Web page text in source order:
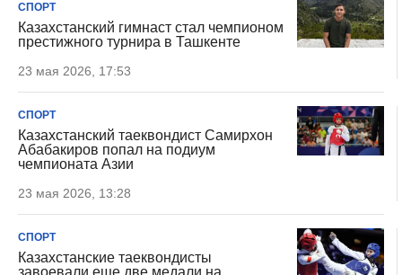
СПОРТ
Казахстанский гимнаст стал чемпионом
престижного турнира в Ташкенте
23 мая 2026, 17:53
СПОРТ
Казахстанский таеквондист Самирхон
Абабакиров попал на подиум
чемпионата Азии
23 мая 2026, 13:28
СПОРТ
Казахстанские таеквондисты
завоевали еще две медали на